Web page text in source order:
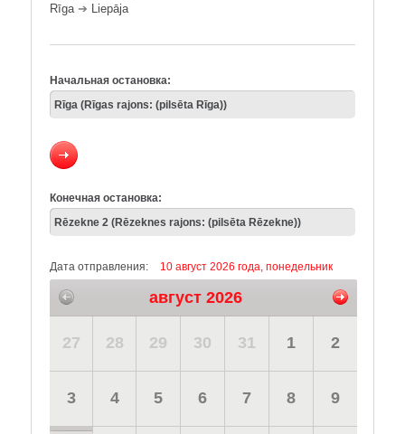
Rīga➔ Liepāja
Начальная остановка:
Конечная остановка:
Дата отправления: 10 август 2026 года, понедельник
август 2026
27 28 29 30 31 1 2
3 4 5 6 7 8 9